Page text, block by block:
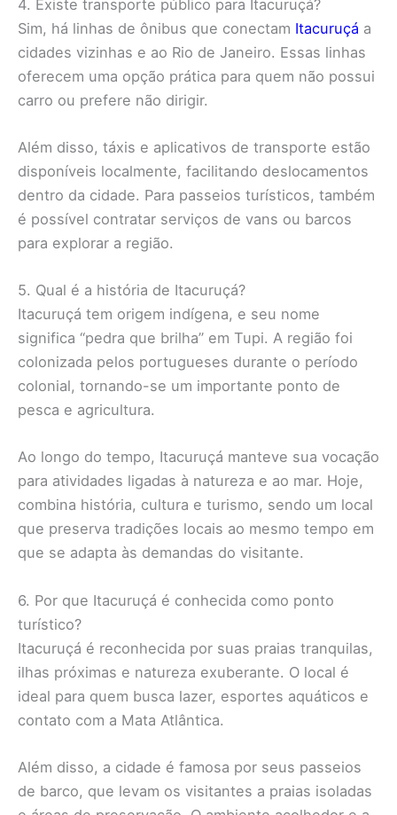
4. Existe transporte público para Itacuruçá?
Sim, há linhas de ônibus que conectam Itacuruçá a
cidades vizinhas e ao Rio de Janeiro. Essas linhas
oferecem uma opção prática para quem não possui
carro ou prefere não dirigir.
Além disso, táxis e aplicativos de transporte estão
disponíveis localmente, facilitando deslocamentos
dentro da cidade. Para passeios turísticos, também
é possível contratar serviços de vans ou barcos
para explorar a região.
5. Qual é a história de Itacuruçá?
Itacuruçá tem origem indígena, e seu nome
significa “pedra que brilha” em Tupi. A região foi
colonizada pelos portugueses durante o período
colonial, tornando-se um importante ponto de
pesca e agricultura.
Ao longo do tempo, Itacuruçá manteve sua vocação
para atividades ligadas à natureza e ao mar. Hoje,
combina história, cultura e turismo, sendo um local
que preserva tradições locais ao mesmo tempo em
que se adapta às demandas do visitante.
6. Por que Itacuruçá é conhecida como ponto
turístico?
Itacuruçá é reconhecida por suas praias tranquilas,
ilhas próximas e natureza exuberante. O local é
ideal para quem busca lazer, esportes aquáticos e
contato com a Mata Atlântica.
Além disso, a cidade é famosa por seus passeios
de barco, que levam os visitantes a praias isoladas